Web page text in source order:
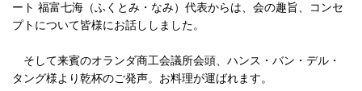
ート 福富七海（ふくとみ・なみ）代表からは、会の趣旨、コンセ
プトについて皆様にお話ししました。
そして来賓のオランダ商工会議所会頭、ハンス・バン・デル・
タング様より乾杯のご発声。お料理が運ばれます。